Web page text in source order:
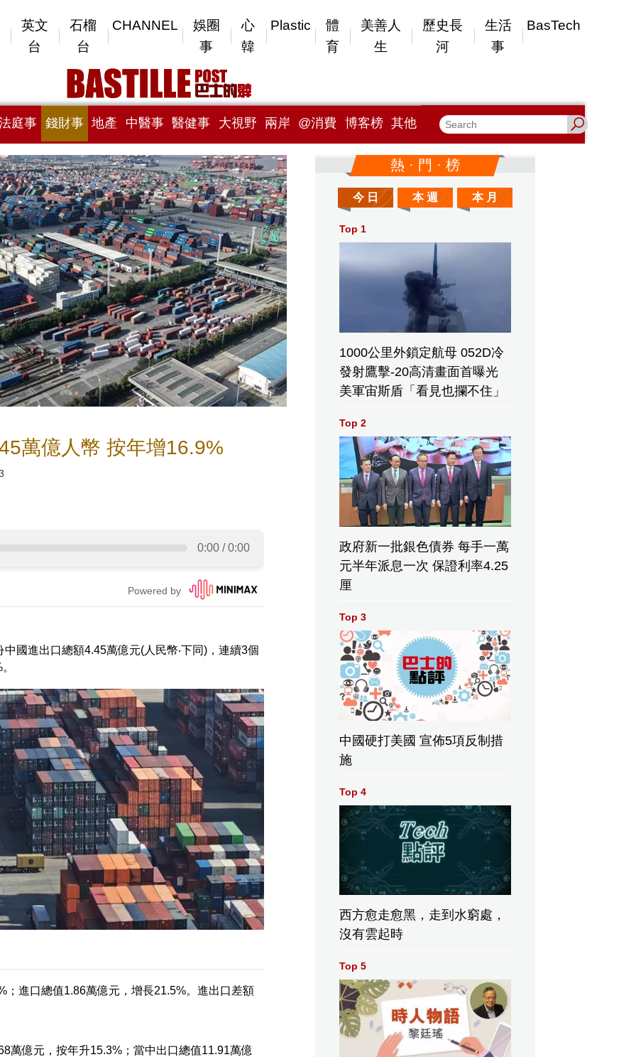
英文
台
石榴
台
CHANNEL
娛圈
事
心
韓
Plastic
體
育
美善人
生
歷史長
河
生活
事
BasTech
庭事 錢財事 地產 中醫事 醫健事 大視野 兩岸 @消費 博客榜 其他
萬億人幣 按年增16.9%
國進出口總額4.45萬億元(人民幣‧下同)，連續3個
；進口總值1.86萬億元，增長21.5%。進出口差額
萬億元，按年升15.3%；當中出口總值11.91萬億
熱 · 門 · 榜
今 日 本 週 本 月
Top 1
1000公里外鎖定航母 052D冷
發射鷹擊-20高清畫面首曝光
美軍宙斯盾「看見也攔不住」
Top 2
政府新一批銀色債券 每手一萬
元半年派息一次 保證利率4.25
厘
Top 3
中國硬打美國 宣佈5項反制措
施
Top 4
西方愈走愈黑，走到水窮處，
沒有雲起時
Top 5